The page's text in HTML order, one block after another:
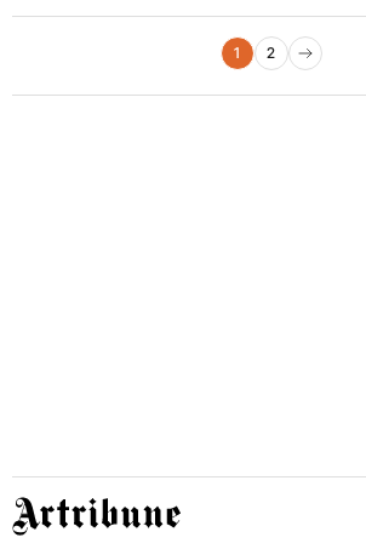
Paginazione degli articoli
1 2
Pagina successiva
Artribune